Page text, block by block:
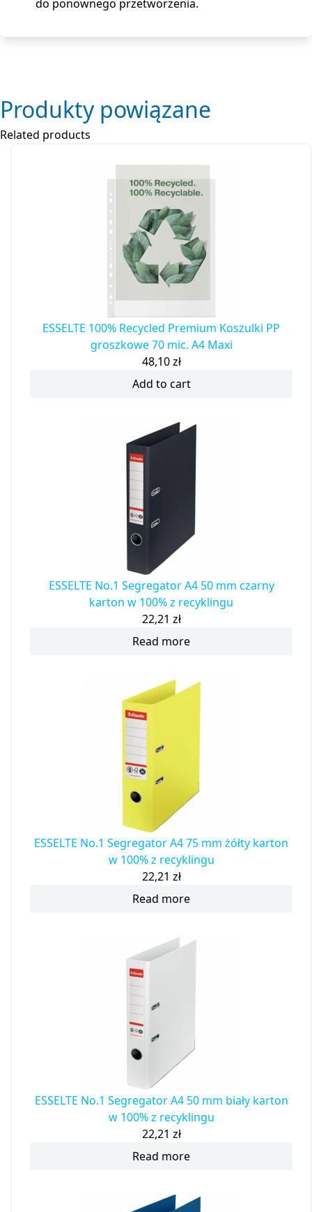
do ponownego przetworzenia.
Produkty powiązane
Related products
ESSELTE 100% Recycled Premium Koszulki PP
groszkowe 70 mic. A4 Maxi
48,10zł
Add to cart
ESSELTE No.1 Segregator A4 50 mm czarny
karton w 100% z recyklingu
22,21 zł
Read more
ESSELTE No.1 Segregator A4 75 mm żółty karton
w 100% z recyklingu
22,21 zł
Read more
ESSELTE No.1 Segregator A4 50 mm biały karton
w 100% z recyklingu
22,21 zł
Read more